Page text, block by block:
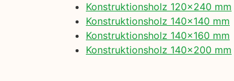
Konstruktionsholz 120×240 mm
Konstruktionsholz 140×140 mm
Konstruktionsholz 140×160 mm
Konstruktionsholz 140×200 mm